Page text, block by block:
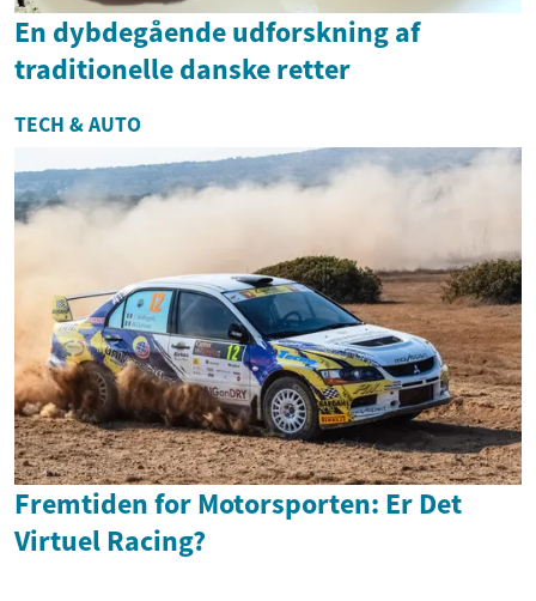
En dybdegående udforskning af
traditionelle danske retter
TECH & AUTO
Fremtiden for Motorsporten: Er Det
Virtuel Racing?